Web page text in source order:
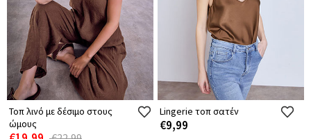
Τοπ λινό με δέσιμο στους
ώμους
Lingerie τοπ σατέν
€9,99